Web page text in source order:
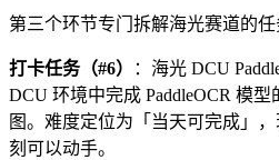
第三个环节专门拆解海光赛道的任
打卡任务（#6）
：海光 DCU
DCU 环境中完成 PaddleOCR 模
图。难度定位为「当天可完成」
刻可以动手。